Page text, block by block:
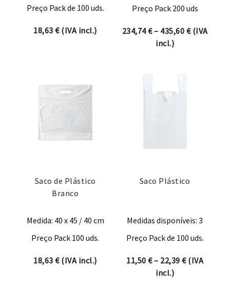
Preço Pack de 100 uds.
18,63€(IVA incl.)
Preço Pack 200 uds
234,74€– 435,60 €Price
(IVA
incl.)
Saco de Plástico
Branco
Medida: 40 x 45 / 40 cm
Preço Pack 100 uds.
18,63€(IVA incl.)
Saco Plástico
Medidas disponíveis: 3
Preço Pack de 100 uds.
11,50 €– 22,39 €Price
(IVA
incl.)